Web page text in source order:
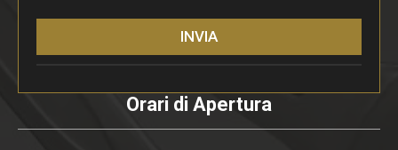
INVIA
Orari di Apertura